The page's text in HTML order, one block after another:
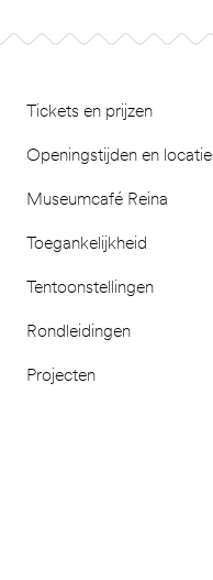
Tickets en prijzen
Openingstijden en locatie
Museumcafé Reina
Toegankelijkheid
Tentoonstellingen
Rondleidingen
Projecten